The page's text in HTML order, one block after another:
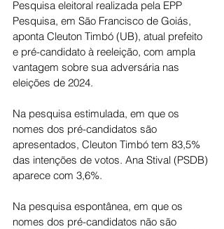
Pesquisa eleitoral realizada pela EPP
Pesquisa, em São Francisco de Goiás,
aponta Cleuton Timbó (UB), atual prefeito
e pré-candidato à reeleição, com ampla
vantagem sobre sua adversária nas
eleições de 2024.
Na pesquisa estimulada, em que os
nomes dos pré-candidatos são
apresentados, Cleuton Timbó tem 83,5%
das intenções de votos. Ana Stival (PSDB)
aparece com 3,6%.
Na pesquisa espontânea, em que os
nomes dos pré-candidatos não são